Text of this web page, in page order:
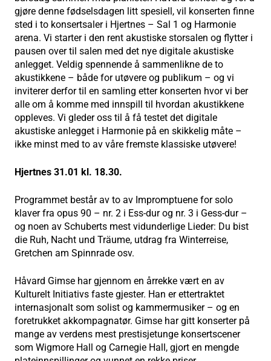
gjøre denne fødselsdagen litt spesiell, vil konserten finne
sted i to konsertsaler i Hjertnes – Sal 1 og Harmonie
arena. Vi starter i den rent akustiske storsalen og flytter i
pausen over til salen med det nye digitale akustiske
anlegget. Veldig spennende å sammenlikne de to
akustikkene – både for utøvere og publikum – og vi
inviterer derfor til en samling etter konserten hvor vi ber
alle om å komme med innspill til hvordan akustikkene
oppleves. Vi gleder oss til å få testet det digitale
akustiske anlegget i Harmonie på en skikkelig måte –
ikke minst med to av våre fremste klassiske utøvere!
Hjertnes 31.01 kl. 18.30.
Programmet består av to av Impromptuene for solo
klaver fra opus 90 – nr. 2 i Ess-dur og nr. 3 i Gess-dur –
og noen av Schuberts mest vidunderlige Lieder: Du bist
die Ruh, Nacht und Träume, utdrag fra Winterreise,
Gretchen am Spinnrade osv.
Håvard Gimse har gjennom en årrekke vært en av
Kulturelt Initiativs faste gjester. Han er ettertraktet
internasjonalt som solist og kammermusiker – og en
foretrukket akkompagnatør. Gimse har gitt konserter på
mange av verdens mest prestisjetunge konsertscener
som Wigmore Hall og Carnegie Hall, gjort en mengde